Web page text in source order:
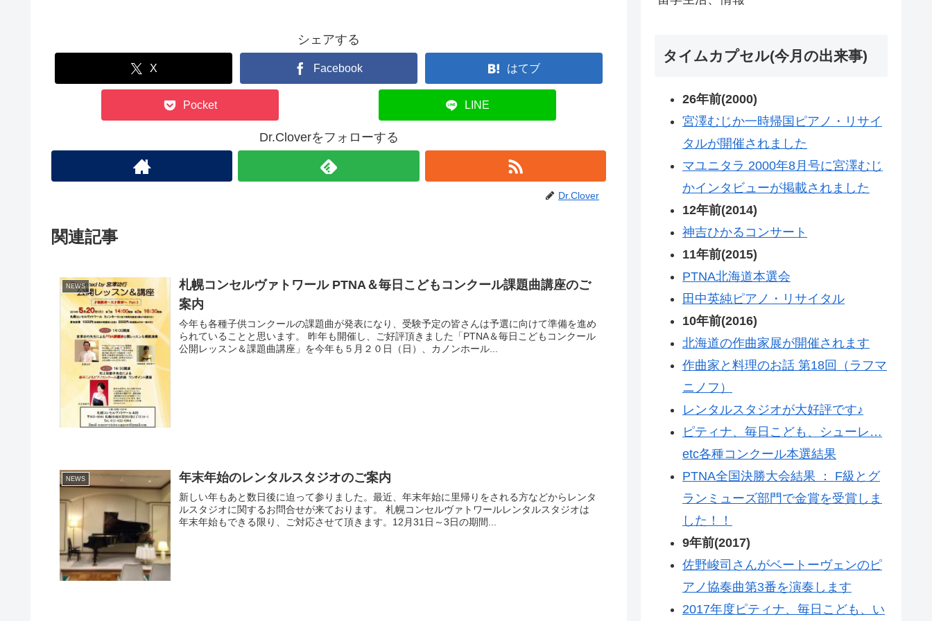
シェアする
X Facebook はてブ
Pocket LINE
Dr.Cloverをフォローする
Dr.Clover
関連記事
NEWS
札幌コンセルヴァトワール PTNA＆毎日こどもコンクール課題曲講座のご
案内
今年も各種子供コンクールの課題曲が発表になり、受験予定の皆さんは予選に向けて準備を進め
られていることと思います。 昨年も開催し、ご好評頂きました「PTNA＆毎日こどもコンクール
公開レッスン＆課題曲講座」を今年も５月２０日（日）、カノンホール...
NEWS 年末年始のレンタルスタジオのご案内
新しい年もあと数日後に迫って参りました。最近、年末年始に里帰りをされる方などからレンタ
ルスタジオに関するお問合せが来ております。 札幌コンセルヴァトワールレンタルスタジオは
年末年始もできる限り、ご対応させて頂きます。12月31日～3日の期間...
タイムカプセル(今月の出来事)
26年前(2000)
宮澤むじか一時帰国ピアノ・リサイ
タルが開催されました
マユニタラ 2000年8月号に宮澤むじ
かインタビューが掲載されました
12年前(2014)
神吉ひかるコンサート
11年前(2015)
PTNA北海道本選会
田中英純ピアノ・リサイタル
10年前(2016)
北海道の作曲家展が開催されます
作曲家と料理のお話 第18回（ラフマ
ニノフ）
レンタルスタジオが大好評です♪
ピティナ、毎日こども、シューレ…
etc各種コンクール本選結果
PTNA全国決勝大会結果 ： F級とグ
ランミューズ部門で金賞を受賞しま
した！！
9年前(2017)
佐野峻司さんがベートーヴェンのピ
アノ協奏曲第3番を演奏します
2017年度ピティナ、毎日こども、い